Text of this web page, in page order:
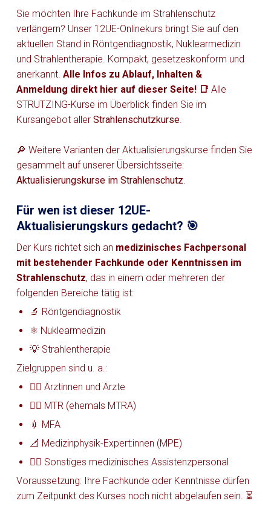
Sie möchten Ihre Fachkunde im Strahlenschutz
verlängern? Unser 12UE-Onlinekurs bringt Sie auf den
aktuellen Stand in Röntgendiagnostik, Nuklearmedizin
und Strahlentherapie. Kompakt, gesetzeskonform und
anerkannt. Alle Infos zu Ablauf, Inhalten &
Anmeldung direkt hier auf dieser Seite! 📑 Alle
STRUTZING-Kurse im Überblick finden Sie im
Kursangebot aller Strahlenschutzkurse
🔎 Weitere Varianten der Aktualisierungskurse finden Sie
gesammelt auf unserer Übersichtsseite:
Aktualisierungskurse im Strahlenschutz
Für wen ist dieser 12UE-
Aktualisierungskurs gedacht? 🎯
Der Kurs richtet sich an medizinisches Fachpersonal
mit bestehender Fachkunde oder Kenntnissen im
Strahlenschutz, das in einem oder mehreren der
folgenden Bereiche tätig ist:
🔬 Röntgendiagnostik
⚛️ Nuklearmedizin
💡 Strahlentherapie
Zielgruppen sind u. a.:
👩‍⚕️ Ärztinnen und Ärzte
🧑‍⚕️ MTR (ehemals MTRA)
💉 MFA
📐 Medizinphysik-Expert:innen (MPE)
👨‍⚕️ Sonstiges medizinisches Assistenzpersonal
Voraussetzung: Ihre Fachkunde oder Kenntnisse dürfen
zum Zeitpunkt des Kurses noch nicht abgelaufen sein. ⏳